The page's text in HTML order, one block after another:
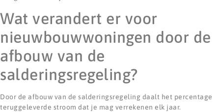
Wat verandert er voor
nieuwbouwwoningen door de
afbouw van de
salderingsregeling?
Door de afbouw van de salderingsregeling daalt het percentage
teruggeleverde stroom dat je mag verrekenen elk jaar.